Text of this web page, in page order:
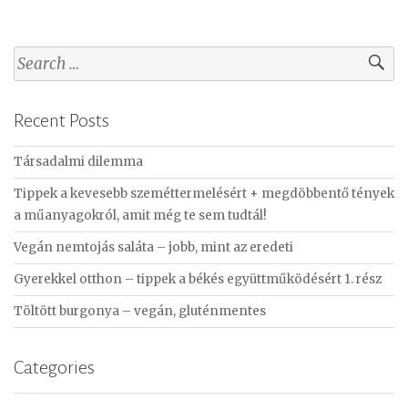
S
e
r
c
h
f
o
r
:
Recent Posts
Társadalmi dilemma
Tippek a kevesebb szeméttermelésért + megdöbbentő tények
a műanyagokról, amit még te sem tudtál!
Vegán nemtojás saláta – jobb, mint az eredeti
Gyerekkel otthon – tippek a békés együttműködésért 1. rész
Töltött burgonya – vegán, gluténmentes
Categories